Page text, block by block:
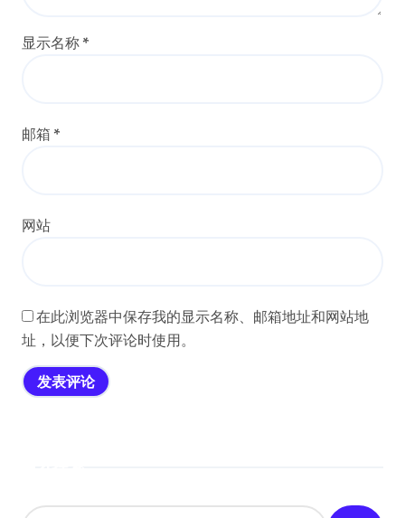
显示名称 *
邮箱 *
网站
在此浏览器中保存我的显示名称、邮箱地址和网站地
址，以便下次评论时使用。